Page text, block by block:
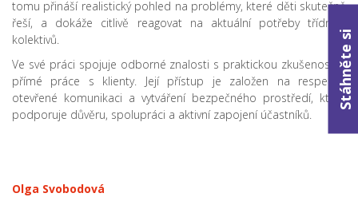
tomu přináší realistický pohled na problémy, které děti skutečně
řeší, a dokáže citlivě reagovat na aktuální potřeby třídních
kolektivů.
Ve své práci spojuje odborné znalosti s praktickou zkušeností z
přímé práce s klienty. Její přístup je založen na respektu,
otevřené komunikaci a vytváření bezpečného prostředí, které
podporuje důvěru, spolupráci a aktivní zapojení účastníků.
Olga Svobodová
Stáhněte si